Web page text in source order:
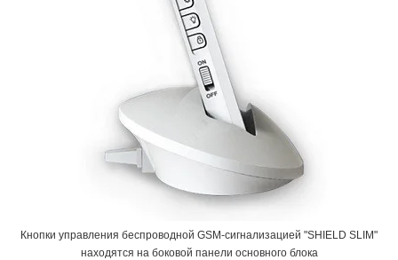
Кнопки управления беспроводной GSM-сигнализацией "SHIELD SLIM"
находятся на боковой панели основного блока